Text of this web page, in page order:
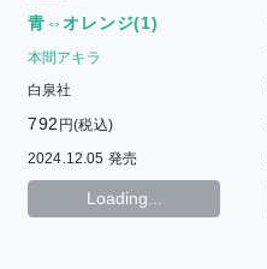
青⇔オレンジ(1)
本間アキラ
白泉社
792 円(税込)
2024.12.05 発売
Loading...